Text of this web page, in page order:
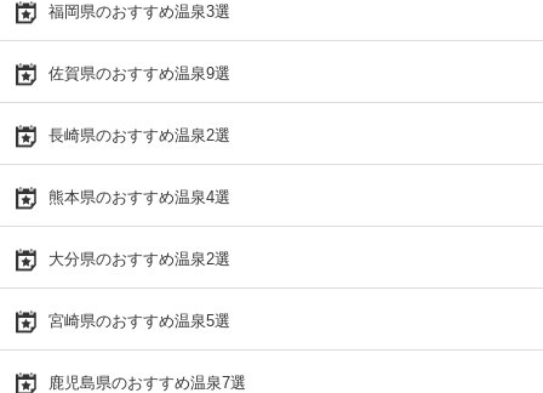
福岡県のおすすめ温泉3選
佐賀県のおすすめ温泉9選
長崎県のおすすめ温泉2選
熊本県のおすすめ温泉4選
大分県のおすすめ温泉2選
宮崎県のおすすめ温泉5選
鹿児島県のおすすめ温泉7選